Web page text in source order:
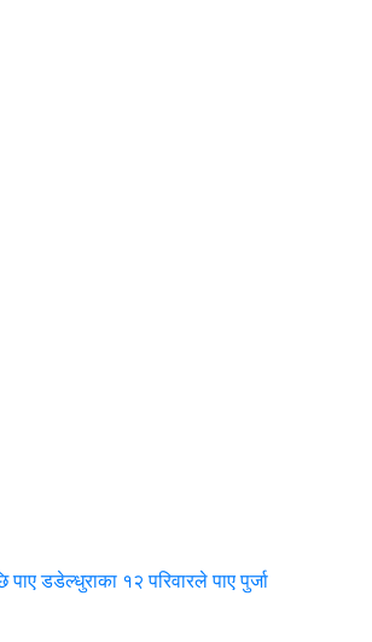
पाए डडेल्धुराका १२ परिवारले पाए पुर्जा